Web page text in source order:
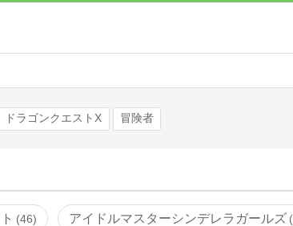
ドラゴンクエストX 冒険者
46 アイドルマスターシンデレラガールズ